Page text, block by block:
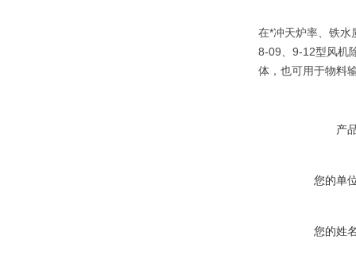
在*冲天炉率、铁水
8-09、9-12型风机
体，也可用于物料
产
您的单
您的姓